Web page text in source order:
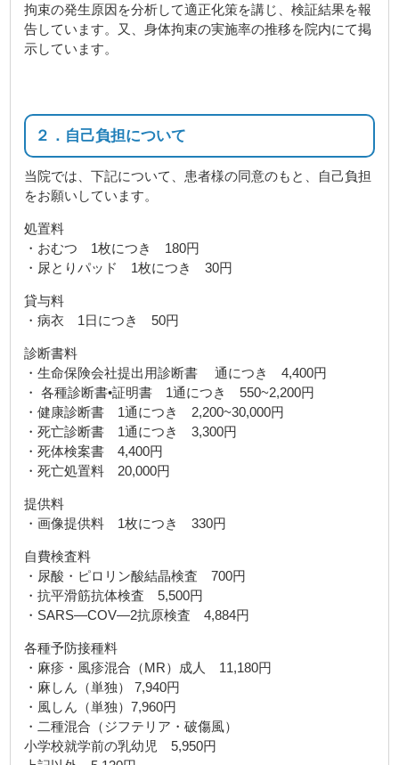
拘束の発生原因を分析して適正化策を講じ、検証結果を報
告しています。又、身体拘束の実施率の推移を院内にて掲
示しています。
２．自己負担について
当院では、下記について、患者様の同意のもと、自己負担
をお願いしています。
処置料
・おむつ 1枚につき 180円
・尿とりパッド 1枚につき 30円
貸与料
・病衣 1日につき 50円
診断書料
・生命保険会社提出用診断書 通につき 4,400円
・ 各種診断書•証明書 1通につき 550~2,200円
・健康診断書 1通につき 2,200~30,000円
・死亡診断書 1通につき 3,300円
・死体検案書 4,400円
・死亡処置料 20,000円
提供料
・画像提供料 1枚につき 330円
自費検査料
・尿酸・ピロリン酸結晶検査 700円
・抗平滑筋抗体検査 5,500円
・SARS—COV—2抗原検査 4,884円
各種予防接種料
・麻疹・風疹混合（MR）成人 11,180円
・麻しん（単独） 7,940円
・風しん（単独）7,960円
・二種混合（ジフテリア・破傷風）
小学校就学前の乳幼児 5,950円